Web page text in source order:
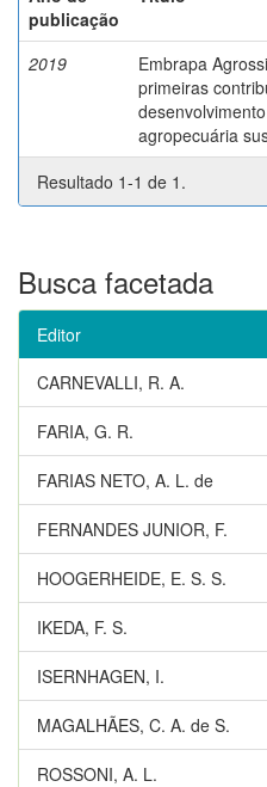
publicação
2019
Embrapa
primeiras
agropecuária
Resultado 1-1 de 1.
Busca facetada
Editor
CARNEVALLI, R. A.
FARIA, G. R.
FARIAS NETO, A. L. de
FERNANDES JUNIOR, F.
HOOGERHEIDE, E. S. S.
IKEDA, F. S.
ISERNHAGEN, I.
MAGALHÃES, C. A. de S.
ROSSONI, A. L.